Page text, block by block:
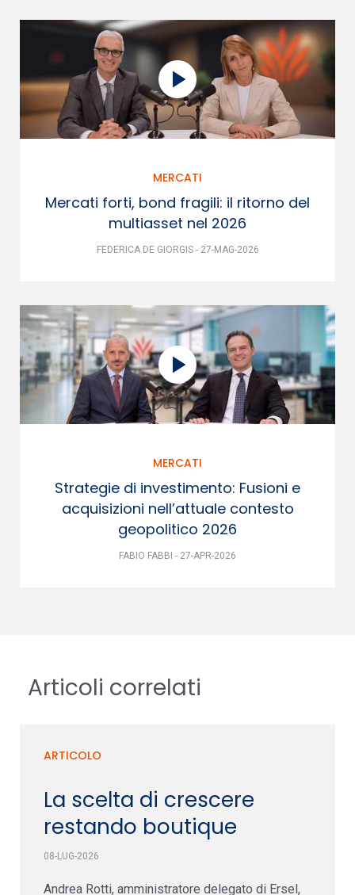
MERCATI
Mercati forti, bond fragili: il ritorno del
multiasset nel 2026
FEDERICA DE GIORGIS - 27-MAG-2026
MERCATI
Strategie di investimento: Fusioni e
acquisizioni nell’attuale contesto
geopolitico 2026
FABIO FABBI - 27-APR-2026
Articoli correlati
ARTICOLO
La scelta di crescere
restando boutique
08-LUG-2026
Andrea Rotti, amministratore delegato di Ersel,